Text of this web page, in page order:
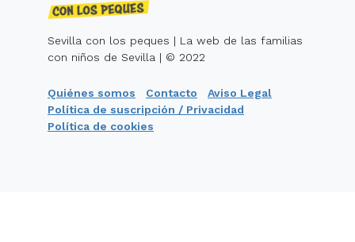
Sevilla con los peques | La web de las familias
con niños de Sevilla | © 2022
Quiénes somos Contacto
Aviso Legal
Política de suscripción / Privacidad
Política de cookies